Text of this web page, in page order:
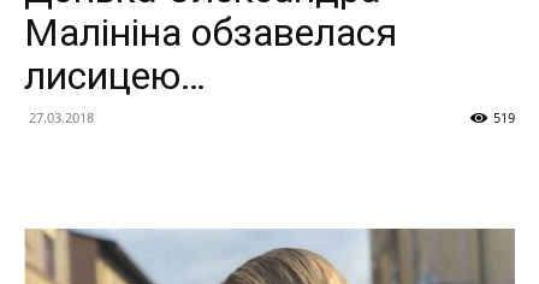
Малініна обзавелася
лисицею…
27.03.2018 519